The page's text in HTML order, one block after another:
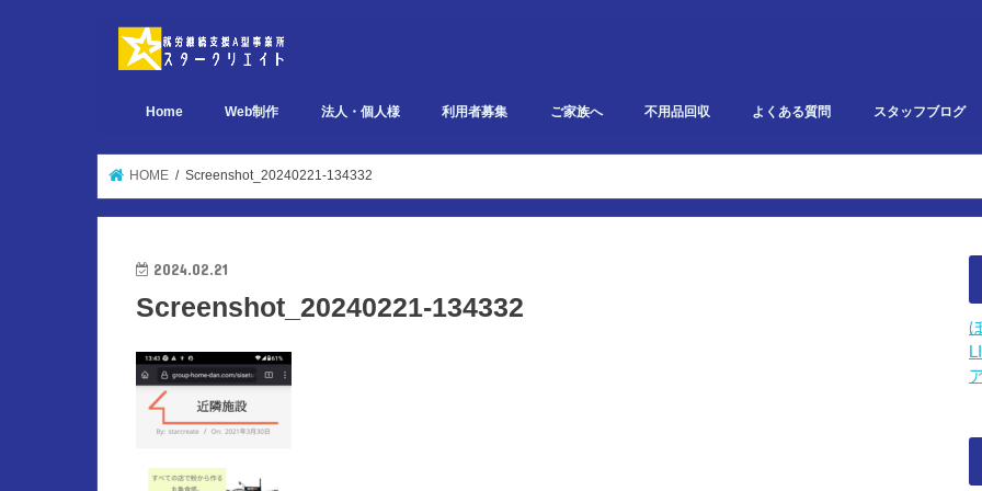
Home Web制作
デザイン関連 ポートフォリオ
ページ設計関連 ポートフォリオ
実装関連 ポートフォリオ
法人・個人様 利用者募集 ご家族へ 不用品回収 よくある質問 スタッフブログ
研修・勉強会報告
イベント・雑記
スタークリエイト
利用者ブログ
HOME Screenshot_20240221-134332
2024.02.21
Screenshot_20240221-134332